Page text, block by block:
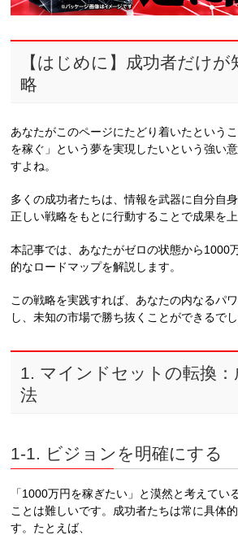
【はじめに】成功者だけ
略
あなたがこのページにたどり着いたという
を稼ぐ」という夢を実現したいという強い
すよね。
多くの成功者たちは、情報を武器に自分自
正しい戦略をもとに行動することで成果を上
本記事では、あなたがゼロの状態から1000
的なロードマップを解説します。
この戦略を実践すれば、あなたの内なるパ
し、未知の市場で勝ち抜くことができるでし
1. マインドセットの転換：
法
1-1. ビジョンを明確にする
「1000万円を稼ぎたい」と漠然と考えてい
ことは難しいです。成功者たちは常に具体
す。たとえば、